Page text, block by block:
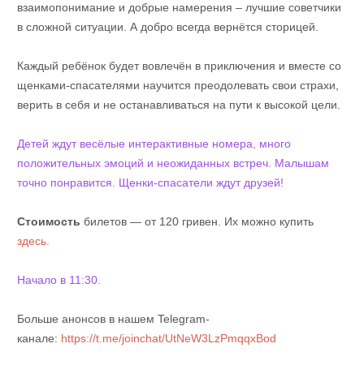
взаимопонимание и добрые намерения – лучшие советчики
в сложной ситуации. А добро всегда вернётся сторицей.
Каждый ребёнок будет вовлечён в приключения и вместе со
щенками-спасателями научится преодолевать свои страхи,
верить в себя и не останавливаться на пути к высокой цели.
Детей ждут весёлые интерактивные номера, много
положительных эмоций и неожиданных встреч. Малышам
точно понравится. Щенки-спасатели ждут друзей!
Стоимость билетов — от 120 гривен. Их можно купить
здесь.
Начало в 11:30.
Больше анонсов в нашем Telegram-
канале: https://t.me/joinchat/UtNeW3LzPmqqxBod